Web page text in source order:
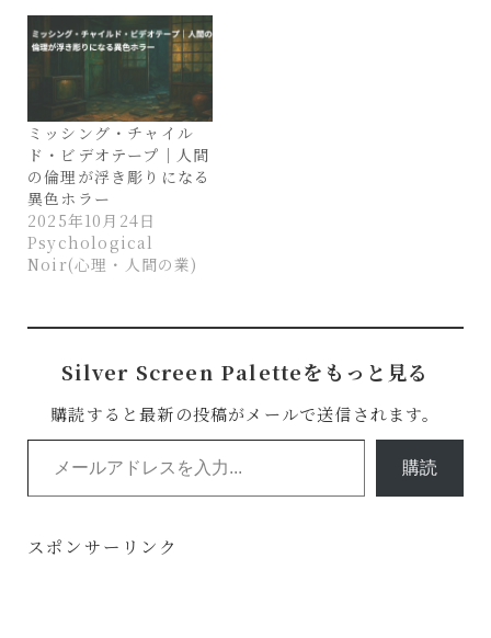
ミッシング・チャイル
ド・ビデオテープ｜人間
の倫理が浮き彫りになる
異色ホラー
2025年10月24日
Psychological
Noir(心理・人間の業)
Silver Screen Paletteをもっと見る
購読すると最新の投稿がメールで送信されます。
メールアドレスを入力...
購読
スポンサーリンク